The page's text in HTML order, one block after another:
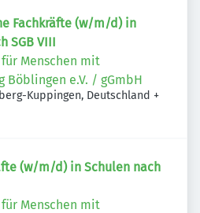
Fachkräfte (w/m/d) in
SGB VIII
Menschen mit
Böblingen e.V. / gGmbH
Kuppingen, Deutschland +
(w/m/d) in Schulen nach
Menschen mit